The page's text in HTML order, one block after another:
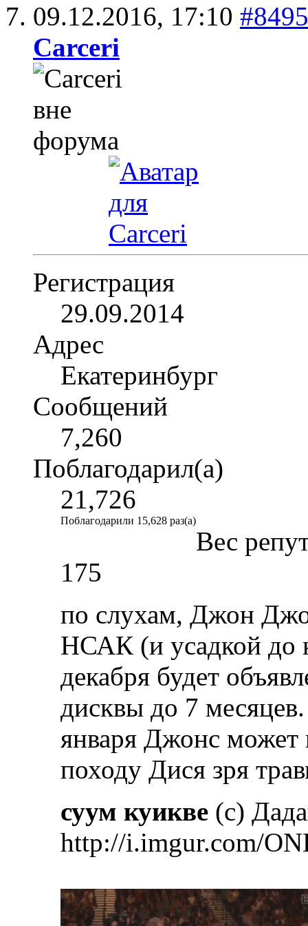
09.12.2016, 17:10 #8495
Carceri
Регистрация
29.09.2014
Адрес
Екатеринбург
Сообщений
7,260
Поблагодарил(а)
21,726
Поблагодарили 15,628 раз(а)
Вес
175
по слухам, Джон
НСАК (и усадкой до
декабря будет
дисквы до 7
января Джонс может
походу Дися зря
суум куикве (с)
http://i.imgur.com/